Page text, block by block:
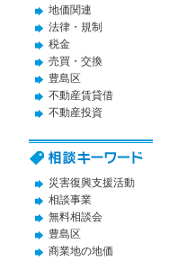
地価関連
法律・規制
税金
売買・交換
豊島区
不動産賃貸借
不動産投資
災害復興支援活動
相談事業
無料相談会
豊島区
商業地の地価